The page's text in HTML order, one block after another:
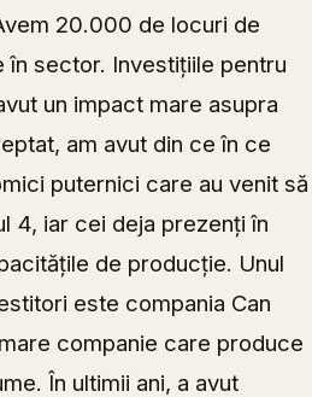
20.000 de locuri de
în sector. Investițiile pentru
un impact mare asupra
am avut din ce în ce
puternici care au venit să
4, iar cei deja prezenți în
de producție. Unul
este compania Can
companie care produce
În ultimii ani, a avut